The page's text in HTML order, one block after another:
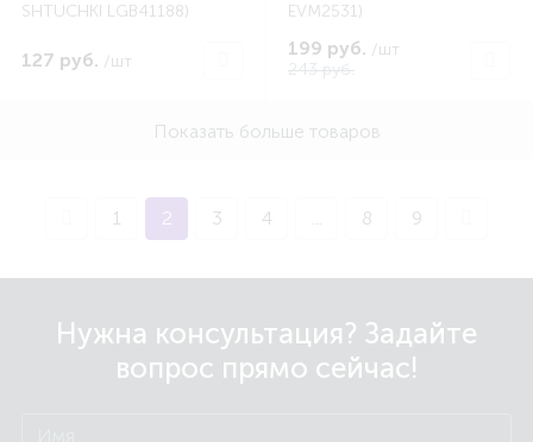
SHTUCHKI LGB41188)
127 руб. /шт
EVM2531)
199 руб. /шт
243 руб.
Показать больше товаров
1 2 3 4 ... 8 9
Нужна консультация? Задайте
вопрос прямо сейчас!